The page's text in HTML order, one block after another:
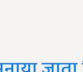
जाता